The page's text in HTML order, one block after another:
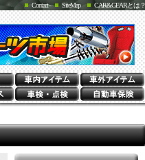
CAR&GEARとは？
SiteMap
Contact